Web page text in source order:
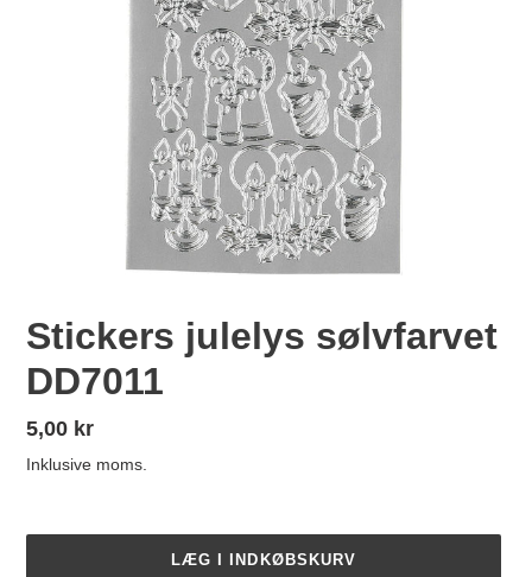
Stickers julelys sølvfarvet
DD7011
Normalpris
5,00 kr
Inklusive moms.
LÆG I INDKØBSKURV